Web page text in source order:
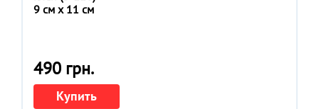
9 см x 11 см
490 грн.
Купить